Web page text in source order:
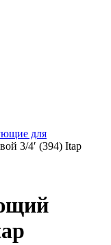
для
3/4′ (394) Itap